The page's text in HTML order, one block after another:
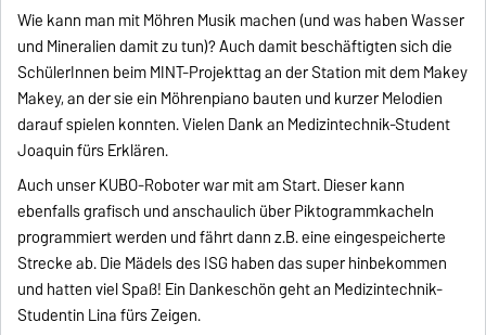
Wie kann man mit Möhren Musik machen (und was haben Wasser
und Mineralien damit zu tun)? Auch damit beschäftigten sich die
SchülerInnen beim MINT-Projekttag an der Station mit dem Makey
Makey, an der sie ein Möhrenpiano bauten und kurzer Melodien
darauf spielen konnten. Vielen Dank an Medizintechnik-Student
Joaquin fürs Erklären.
Auch unser KUBO-Roboter war mit am Start. Dieser kann
ebenfalls grafisch und anschaulich über Piktogrammkacheln
programmiert werden und fährt dann z.B. eine eingespeicherte
Strecke ab. Die Mädels des ISG haben das super hinbekommen
und hatten viel Spaß! Ein Dankeschön geht an Medizintechnik-
Studentin Lina fürs Zeigen.